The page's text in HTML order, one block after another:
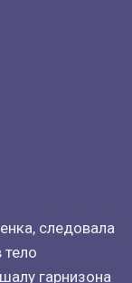
следовала
гарнизона